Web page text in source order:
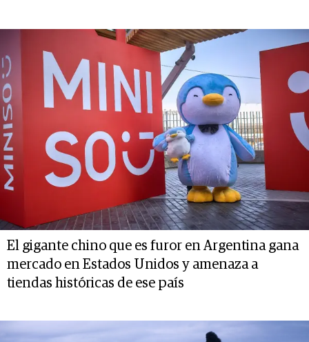
El gigante chino que es furor en Argentina gana
mercado en Estados Unidos y amenaza a
tiendas históricas de ese país